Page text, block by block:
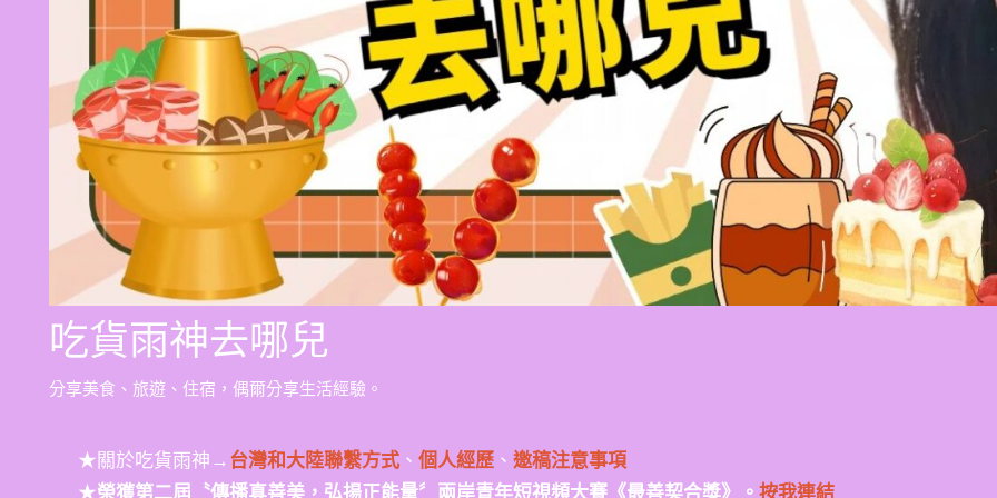
吃貨雨神去哪兒
分享美食、旅遊、住宿，偶爾分享生活經驗。
★關於吃貨雨神→台灣和大陸聯繫方式、 個人經歷、 邀稿注意事項
★榮獲第二屆〝傳播真善美，弘揚正能量〞兩岸青年短視頻大賽《最善契合獎》。 按我連結